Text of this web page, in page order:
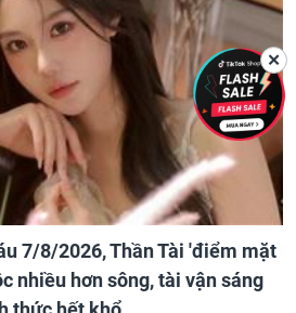
7/8/2026, Thần Tài 'điểm mặt
nhiều hơn sông, tài vận sáng
✕